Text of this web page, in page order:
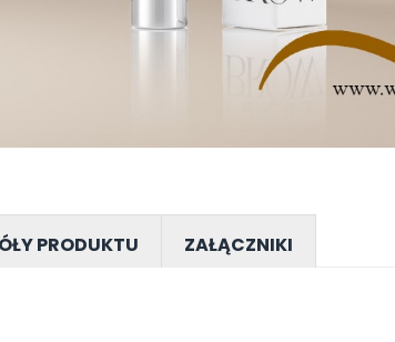
PRODUKTU ZAŁĄCZNIKI